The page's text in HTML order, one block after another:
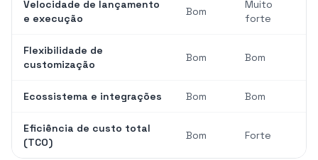
Velocidade de lançamento
e execução
Bom
Muito
forte
Flexibilidade de
customização
Bom Bom
Ecossistema e integrações Bom Bom
Eficiência de custo total
(TCO)
Bom Forte